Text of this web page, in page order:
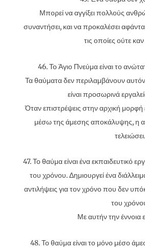
Μπορεί να αγγίξει πολλούς
συναντήσει, και να προκαλέσει
τις οποίες ούτε καν
46. Το Άγιο Πνεύμα είναι το
Τα θαύματα δεν περιλαμβάνουν αυτόν
είναι προσωρινά
Όταν επιστρέψεις στην αρχική
μέσω της άμεσης αποκάλυψης, η
τελειώσει.
47. Το θαύμα είναι ένα εκπαιδευτικό
του χρόνου. Δημιουργεί ένα
αντιλήψεις για τον χρόνο που δεν
του
Με αυτήν την έννοια
48. Το θαύμα είναι το μόνο μέσο